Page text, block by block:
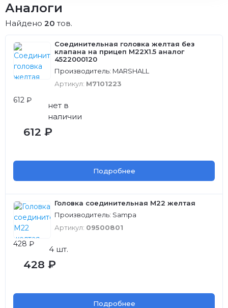
Аналоги
Найдено 20 тов.
Соединительная головка желтая без
клапана на прицеп M22X1.5 аналог
4522000120
Производитель: MARSHALL
Артикул: M7101223
612 ₽
нет в
наличии
612 ₽
Подробнее
Головка соединительная М22 желтая
Производитель: Sampa
Артикул: 09500801
428 ₽
4 шт.
428 ₽
Подробнее